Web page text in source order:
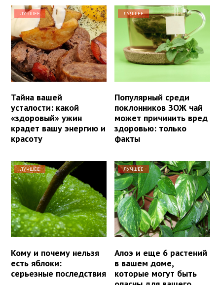
ЛУЧШЕЕ
Тайна вашей
усталости: какой
«здоровый» ужин
крадет вашу энергию и
красоту
ЛУЧШЕЕ
Популярный среди
поклонников ЗОЖ чай
может причинить вред
здоровью: только
факты
ЛУЧШЕЕ
Кому и почему нельзя
есть яблоки:
серьезные последствия
ЛУЧШЕЕ
Алоэ и еще 6 растений
в вашем доме,
которые могут быть